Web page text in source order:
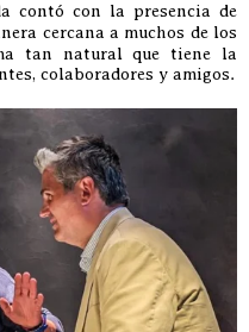
contó con la presencia de
cercana a muchos de los
tan natural que tiene la
colaboradores y amigos.